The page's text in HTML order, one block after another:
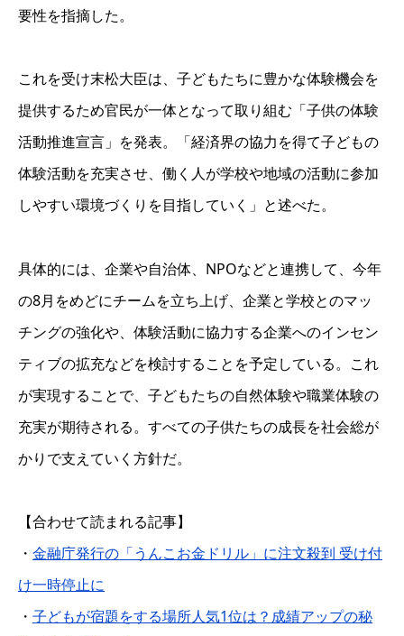
要性を指摘した。
これを受け末松大臣は、子どもたちに豊かな体験機会を
提供するため官民が一体となって取り組む「子供の体験
活動推進宣言」を発表。「経済界の協力を得て子どもの
体験活動を充実させ、働く人が学校や地域の活動に参加
しやすい環境づくりを目指していく」と述べた。
具体的には、企業や自治体、NPOなどと連携して、今年
の8月をめどにチームを立ち上げ、企業と学校とのマッ
チングの強化や、体験活動に協力する企業へのインセン
ティブの拡充などを検討することを予定している。これ
が実現することで、子どもたちの自然体験や職業体験の
充実が期待される。すべての子供たちの成長を社会総が
かりで支えていく方針だ。
【合わせて読まれる記事】
・ 金融庁発行の「うんこお金ドリル」に注文殺到 受け付
け一時停止に
・ 子どもが宿題をする場所人気1位は？成績アップの秘